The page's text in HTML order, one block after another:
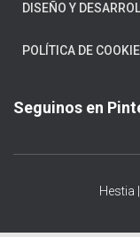
DISEÑO Y
POLÍTICA DE
Seguinos en
Hestia